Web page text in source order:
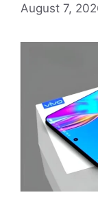
August 7,